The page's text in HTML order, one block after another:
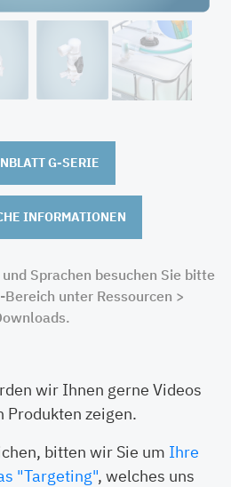
V4A
Clamp
(IG o. AG)
G-SERIE
INFORMATIONEN
Sprachen besuchen Sie bitte
unter Ressourcen >
wir Ihnen gerne Videos
Produkten zeigen.
bitten wir Sie um Ihre
"Targeting", welches uns